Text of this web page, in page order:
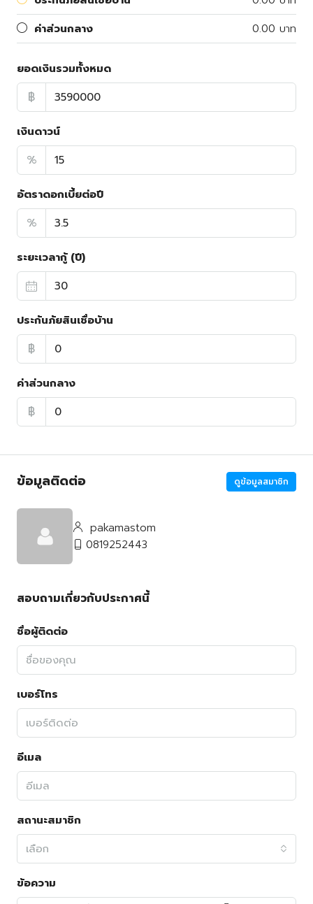
ค่าส่วนกลาง
0.00 บาท
ยอดเงินรวมทั้งหมด
฿
เงินดาวน์
%
อัตราดอกเบี้ยต่อปี
%
ระยะเวลากู้ (ปี)
ประกันภัยสินเชื่อบ้าน
฿
ค่าส่วนกลาง
฿
ข้อมูลติดต่อ ดูข้อมูลสมาชิก
pakamastom
0819252443
สอบถามเกี่ยวกับประกาศนี้
ชื่อผู้ติดต่อ
เบอร์โทร
อีเมล
สถานะสมาชิก
เลือก
ข้อความ